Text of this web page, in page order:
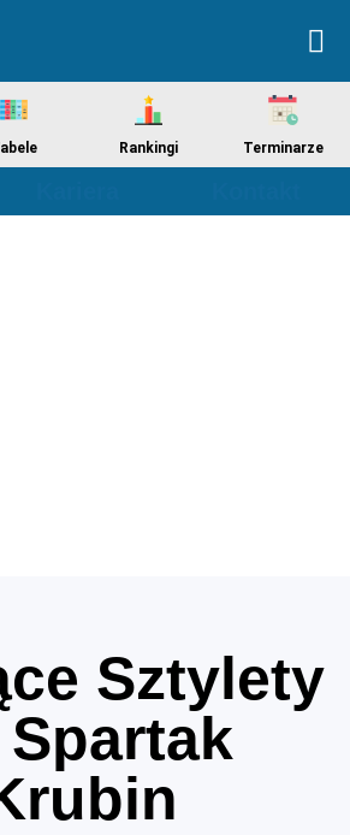
Rankingi Terminarze
Sztylety